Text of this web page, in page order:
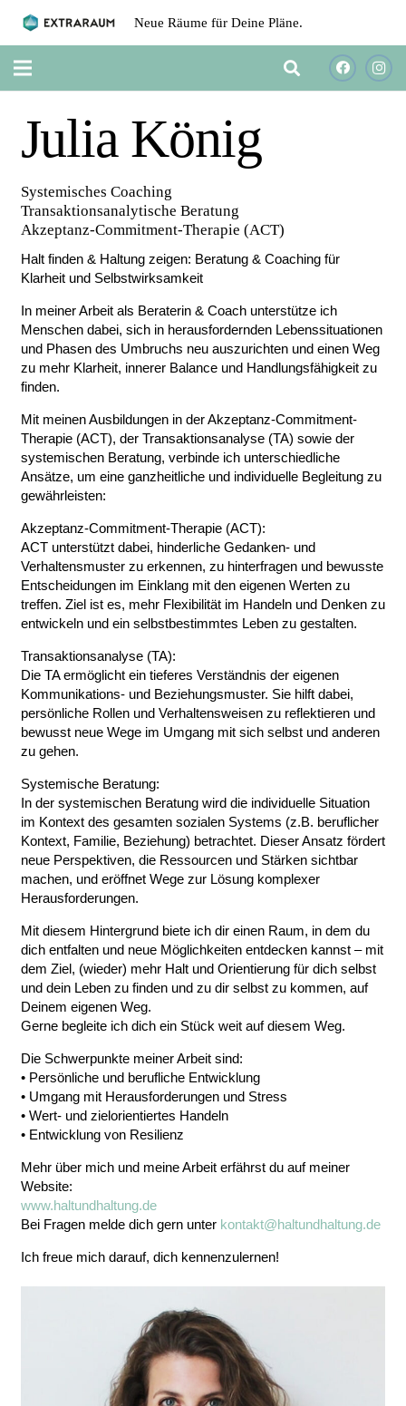
Neue Räume für Deine Pläne.
Julia König
Systemisches Coaching
Transaktionsanalytische Beratung
Akzeptanz-Commitment-Therapie (ACT)
Halt finden & Haltung zeigen: Beratung & Coaching für
Klarheit und Selbstwirksamkeit
In meiner Arbeit als Beraterin & Coach unterstütze ich
Menschen dabei, sich in herausfordernden Lebenssituationen
und Phasen des Umbruchs neu auszurichten und einen Weg
zu mehr Klarheit, innerer Balance und Handlungsfähigkeit zu
finden.
Mit meinen Ausbildungen in der Akzeptanz-Commitment-
Therapie (ACT), der Transaktionsanalyse (TA) sowie der
systemischen Beratung, verbinde ich unterschiedliche
Ansätze, um eine ganzheitliche und individuelle Begleitung zu
gewährleisten:
Akzeptanz-Commitment-Therapie (ACT):
ACT unterstützt dabei, hinderliche Gedanken- und
Verhaltensmuster zu erkennen, zu hinterfragen und bewusste
Entscheidungen im Einklang mit den eigenen Werten zu
treffen. Ziel ist es, mehr Flexibilität im Handeln und Denken zu
entwickeln und ein selbstbestimmtes Leben zu gestalten.
Transaktionsanalyse (TA):
Die TA ermöglicht ein tieferes Verständnis der eigenen
Kommunikations- und Beziehungsmuster. Sie hilft dabei,
persönliche Rollen und Verhaltensweisen zu reflektieren und
bewusst neue Wege im Umgang mit sich selbst und anderen
zu gehen.
Systemische Beratung:
In der systemischen Beratung wird die individuelle Situation
im Kontext des gesamten sozialen Systems (z.B. beruflicher
Kontext, Familie, Beziehung) betrachtet. Dieser Ansatz fördert
neue Perspektiven, die Ressourcen und Stärken sichtbar
machen, und eröffnet Wege zur Lösung komplexer
Herausforderungen.
Mit diesem Hintergrund biete ich dir einen Raum, in dem du
dich entfalten und neue Möglichkeiten entdecken kannst – mit
dem Ziel, (wieder) mehr Halt und Orientierung für dich selbst
und dein Leben zu finden und zu dir selbst zu kommen, auf
Deinem eigenen Weg.
Gerne begleite ich dich ein Stück weit auf diesem Weg.
Die Schwerpunkte meiner Arbeit sind:
• Persönliche und berufliche Entwicklung
• Umgang mit Herausforderungen und Stress
• Wert- und zielorientiertes Handeln
• Entwicklung von Resilienz
Mehr über mich und meine Arbeit erfährst du auf meiner
Website:
www.haltundhaltung.de
Bei Fragen melde dich gern unter kontakt@haltundhaltung.de
Ich freue mich darauf, dich kennenzulernen!